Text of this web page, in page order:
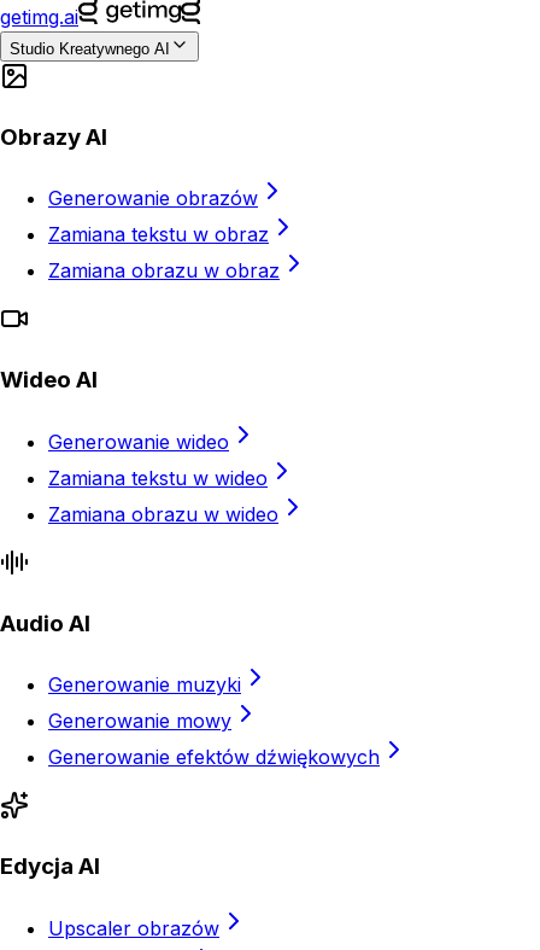
getimg.ai
Studio Kreatywnego AI
Obrazy AI
Generowanie obrazów
Zamiana tekstu w obraz
Zamiana obrazu w obraz
Wideo AI
Generowanie wideo
Zamiana tekstu w wideo
Zamiana obrazu w wideo
Audio AI
Generowanie muzyki
Generowanie mowy
Generowanie efektów dźwiękowych
Edycja AI
Upscaler obrazów